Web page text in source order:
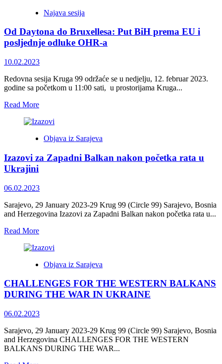
politike
SAD
u
BiH
i
na
Balkanu
posljednjih
godina
Najava sesija
Od Daytona do Bruxellesa: Put BiH prema EU i
posljednje odluke OHR-a
10.02.2023
Redovna sesija Kruga 99 održaće se u nedjelju, 12. februar 2023.
godine sa početkom u 11:00 sati, u prostorijama Kruga...
Read MoreRead
about
Daytona
Bruxellesa:
prema
EU
i
posljednje
odluke
OHR-
Objava iz Sarajeva
Izazovi za Zapadni Balkan nakon početka rata u
Ukrajini
06.02.2023
Sarajevo, 29 January 2023-29 Krug 99 (Circle 99) Sarajevo, Bosnia
and Herzegovina Izazovi za Zapadni Balkan nakon početka rata u...
Read MoreRead
about
za
Balkan
nakon
rata
u
Ukrajini</strong>
Objava iz Sarajeva
CHALLENGES FOR THE WESTERN BALKANS
DURING THE WAR IN UKRAINE
06.02.2023
Sarajevo, 29 January 2023-29 Krug 99 (Circle 99) Sarajevo, Bosnia
and Herzegovina CHALLENGES FOR THE WESTERN
BALKANS DURING THE WAR...